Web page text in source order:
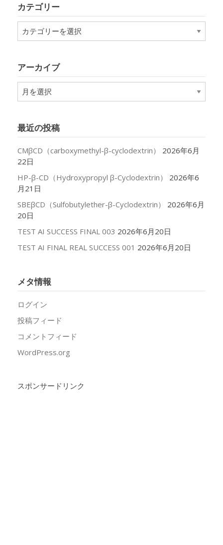
カテゴリー
テ
ー
アーカイブ
ア
ー
ブ
最近の投稿
CMβCD（carboxymethyl-β-cyclodextrin）
2026年6月
22日
HP-β-CD（Hydroxypropyl β-Cyclodextrin）
2026年6
月21日
SBEβCD（Sulfobutylether-β-Cyclodextrin）
2026年6月
20日
TEST AI SUCCESS FINAL 003 2026年6月20日
TEST AI FINAL REAL SUCCESS 001 2026年6月20日
メタ情報
ログイン
投稿フィード
コメントフィード
WordPress.org
スポンサードリンク